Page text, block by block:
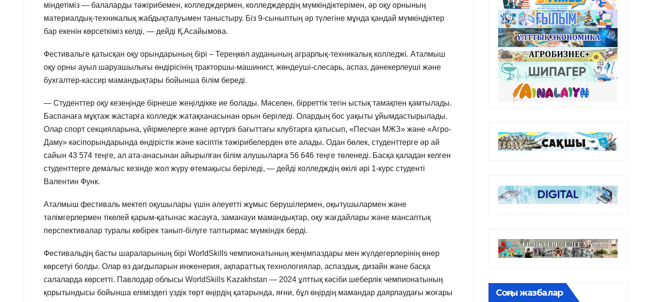
міндетіміз — балаларды тәжірибемен, колледждермен, колледждердің мүмкіндіктерімен, әр оқу орнының
материалдық-техникалық жабдықталуымен таныстыру. Біз 9-сыныптың әр түлегіне мұнда қандай мүмкіндіктер
бар екенін көрсеткіміз келді, — дейді Қ.Асайымова.
Фестивальге қатысқан оқу орындарының бірі – Тереңкөл ауданының аграрлық-техникалық колледжі. Аталмыш
оқу орны ауыл шаруашылығы өндірісінің тракторшы-машинист, жөндеуші-слесарь, аспаз, дәнекерлеуші және
бухгалтер-кассир мамандықтары бойынша білім береді.
— Студенттер оқу кезеңінде бірнеше жеңілдікке ие болады. Мәселен, бірреттік тегін ыстық тамақпен қамтылады.
Баспанаға мұқтаж жастарға колледж жатақханасынан орын беріледі. Олардың бос уақыты ұйымдастырылады.
Олар спорт секцияларына, үйірмелерге және әртүрлі бағыттағы клубтарға қатысып, «Песчан МЖЗ» және «Агро-
Даму» кәсіпорындарында өндірістік және кәсіптік тәжірибелерден өте алады. Одан бөлек, студенттерге әр ай
сайын 43 574 теңге, ал ата-анасынан айырылған білім алушыларға 56 646 теңге төленеді. Басқа қаладан келген
студенттерге демалыс кезінде жол жүру өтемақысы беріледі, — дейді колледждің өкілі әрі 1-курс студенті
Валентин Функ.
Аталмыш фестиваль мектеп оқушылары үшін әлеуетті жұмыс берушілермен, оқытушылармен және
тәлімгерлермен тікелей қарым-қатынас жасауға, заманауи мамандықтар, оқу жағдайлары және мансаптық
перспективалар туралы көбірек танып-білуге таптырмас мүмкіндік берді.
Фестивальдің басты шараларының бірі WorldSkills чемпионатының жеңімпаздары мен жүлдегерлерінің өнер
көрсетуі болды. Олар өз дағдыларын инженерия, ақпараттық технологиялар, аспаздық, дизайн және басқа
салаларда көрсетті. Павлодар облысы WorldSkills Kazakhstan — 2024 ұлттық кәсіби шеберлік чемпионатының
қорытындысы бойынша еліміздегі үздік төрт өңірдің қатарында, яғни, бұл өңірдің мамандар даярлаудағы жоғары
Соңғы жазбалар